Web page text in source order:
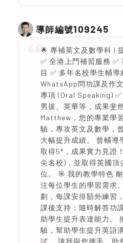
導師編號109245
🌟 專補英文及數學科 |
✅ 全港上門補習服務
目 ✅ 多年名校學生輔導
WhatsApp問功課及作
專項 (Oral Speaking) ✅
男拔、英華等，成果斐
Matthew，您的專業學
驗，專攻英文及數學，
大幅提升成績。 曾輔導
取得5*，成果實力見證
尖名校)，並取得英國
位。 🎯 我的教學特色
注每位學生的學習需求
劃，每課安排額外練習
課後支持：隨時解答功
助學生提升表達能力。
驗，幫助學生提升英語
試。 讓我與您攜手，助